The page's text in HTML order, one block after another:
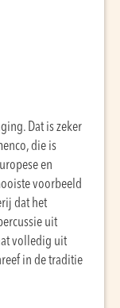
Dat is zeker
die is
en
voorbeeld
dat het
uit
volledig uit
in de traditie